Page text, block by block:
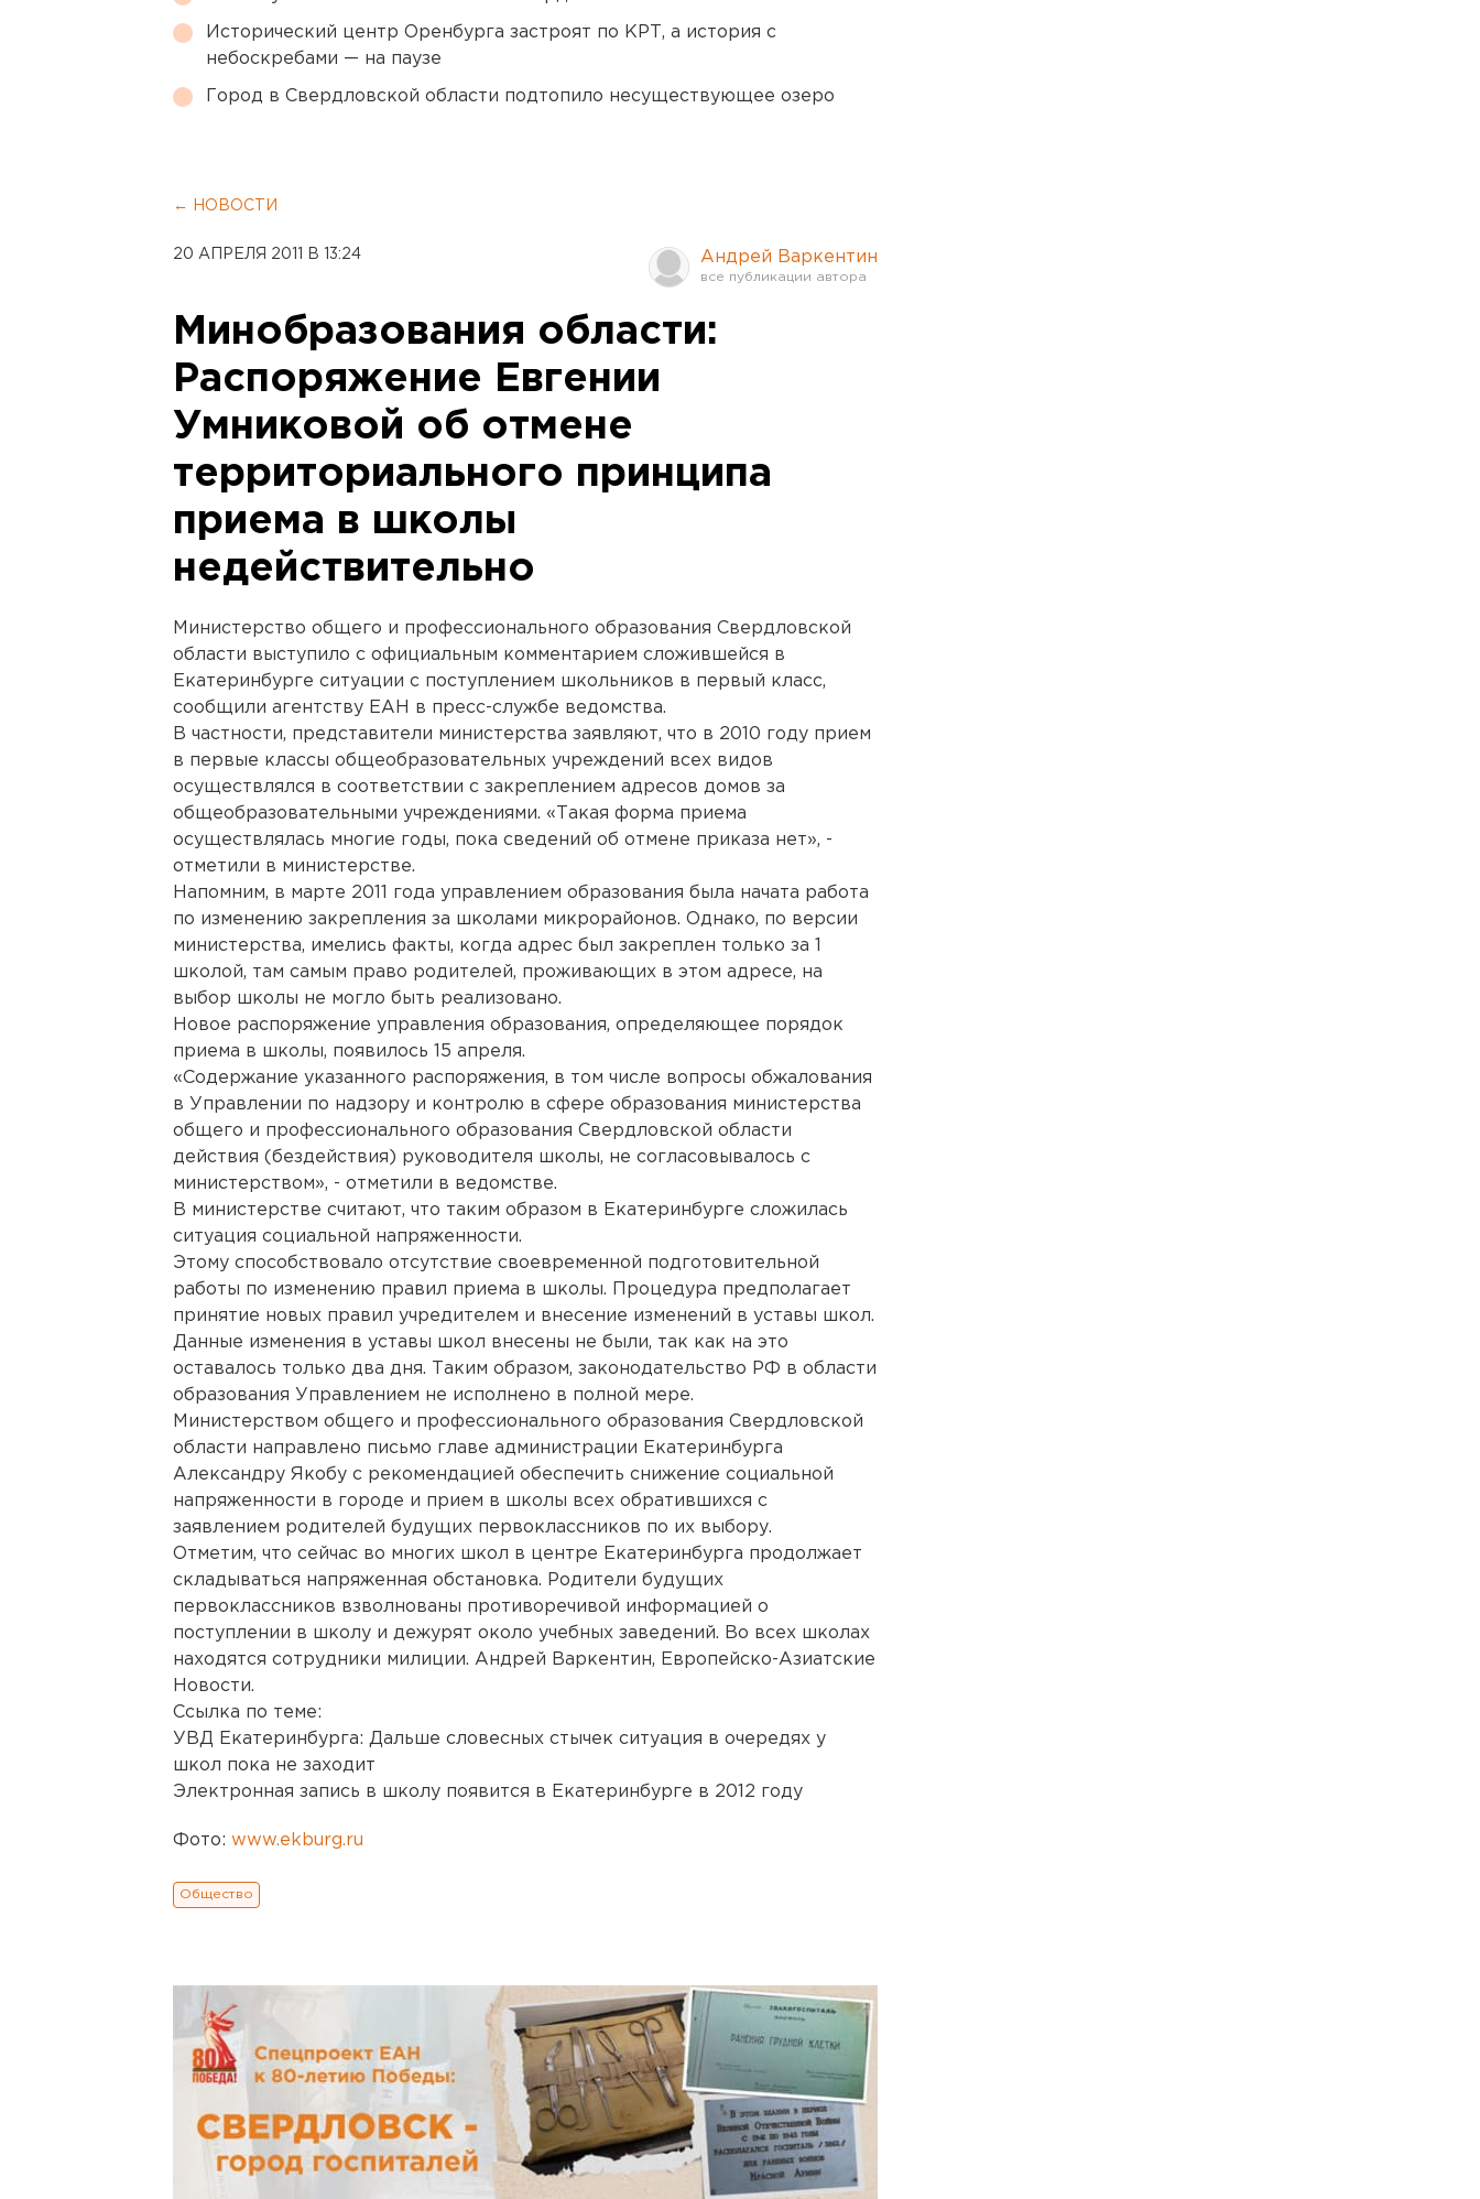
Исторический центр Оренбурга застроят по КРТ, а история с
небоскребами — на паузе
Город в Свердловской области подтопило несуществующее озеро
← НОВОСТИ
20 АПРЕЛЯ 2011 В 13:24 Андрей Варкентин
Минобразования области:
Распоряжение Евгении
Умниковой об отмене
территориального принципа
приема в школы
недействительно
Министерство общего и профессионального образования Свердловской
области выступило с официальным комментарием сложившейся в
Екатеринбурге ситуации с поступлением школьников в первый класс,
сообщили агентству ЕАН в пресс-службе ведомства.
В частности, представители министерства заявляют, что в 2010 году прием
в первые классы общеобразовательных учреждений всех видов
осуществлялся в соответствии с закреплением адресов домов за
общеобразовательными учреждениями. «Такая форма приема
осуществлялась многие годы, пока сведений об отмене приказа нет», -
отметили в министерстве.
Напомним, в марте 2011 года управлением образования была начата работа
по изменению закрепления за школами микрорайонов. Однако, по версии
министерства, имелись факты, когда адрес был закреплен только за 1
школой, там самым право родителей, проживающих в этом адресе, на
выбор школы не могло быть реализовано.
Новое распоряжение управления образования, определяющее порядок
приема в школы, появилось 15 апреля.
«Содержание указанного распоряжения, в том числе вопросы обжалования
в Управлении по надзору и контролю в сфере образования министерства
общего и профессионального образования Свердловской области
действия (бездействия) руководителя школы, не согласовывалось с
министерством», - отметили в ведомстве.
В министерстве считают, что таким образом в Екатеринбурге сложилась
ситуация социальной напряженности.
Этому способствовало отсутствие своевременной подготовительной
работы по изменению правил приема в школы. Процедура предполагает
принятие новых правил учредителем и внесение изменений в уставы школ.
Данные изменения в уставы школ внесены не были, так как на это
оставалось только два дня. Таким образом, законодательство РФ в области
образования Управлением не исполнено в полной мере.
Министерством общего и профессионального образования Свердловской
области направлено письмо главе администрации Екатеринбурга
Александру Якобу с рекомендацией обеспечить снижение социальной
напряженности в городе и прием в школы всех обратившихся с
заявлением родителей будущих первоклассников по их выбору.
Отметим, что сейчас во многих школ в центре Екатеринбурга продолжает
складываться напряженная обстановка. Родители будущих
первоклассников взволнованы противоречивой информацией о
поступлении в школу и дежурят около учебных заведений. Во всех школах
находятся сотрудники милиции. Андрей Варкентин, Европейско-Азиатские
Новости.
Ссылка по теме:
УВД Екатеринбурга: Дальше словесных стычек ситуация в очередях у
школ пока не заходит
Электронная запись в школу появится в Екатеринбурге в 2012 году
Фото: www.ekburg.ru
Общество